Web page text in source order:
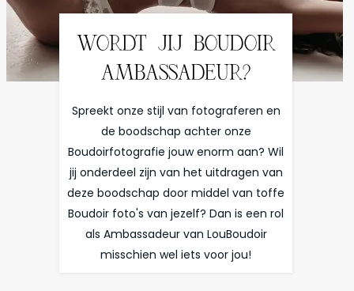
WORDT JIJ BOUDOIR
AMBASSADEUR?
Spreekt onze stijl van fotograferen en
de boodschap achter onze
Boudoirfotografie jouw enorm aan? Wil
jij onderdeel zijn van het uitdragen van
deze boodschap door middel van toffe
Boudoir foto's van jezelf? Dan is een rol
als Ambassadeur van LouBoudoir
misschien wel iets voor jou!